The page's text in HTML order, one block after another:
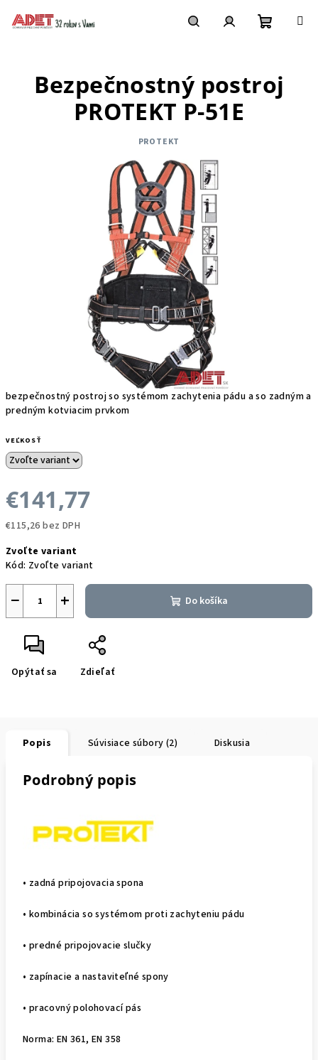
košík
bezpečnostný postroj so systémom zachytenia pádu a so zadným a
predným kotviacim prvkom
VEĽKOSŤ
€141,77
€115,26 bez DPH
cena:
Zvoľte variant
Kód: Zvoľte variant
+
− Do košíka
Opýtať sa Zdieľať
Bezpečnostný postroj
PROTEKT P-51E
PROTEKT
Popis Súvisiace súbory (2) Diskusia
Podrobný popis
• zadná pripojovacia spona
• kombinácia so systémom proti zachyteniu pádu
• predné pripojovacie slučky
• zapínacie a nastaviteľné spony
• pracovný polohovací pás
Norma: EN 361, EN 358